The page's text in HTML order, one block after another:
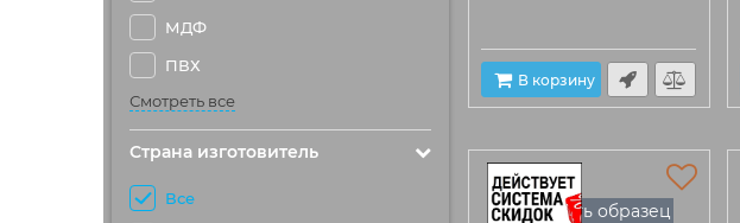
МДФ
ПВХ
Смотреть все
Страна изготовитель
Все
В корзину
Есть образец